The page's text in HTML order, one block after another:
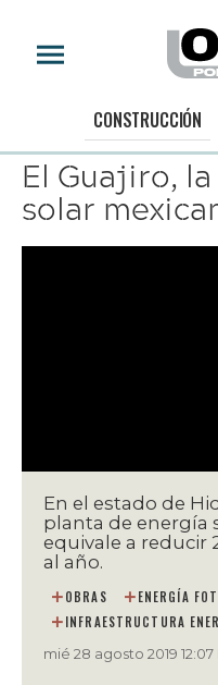
CONSTRUCCIÓN
El Guajiro,
solar
mié 28 agosto 2019 12:07
En el estado de
planta de energía
equivale a reducir
al año.
OBRAS
ENERGÍA
INFRAESTRUCTURA